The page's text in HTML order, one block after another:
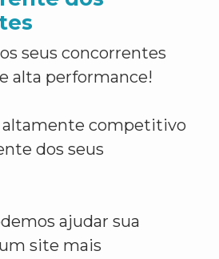
seus concorrentes
alta performance!
altamente competitivo
dos seus
ajudar sua
site mais